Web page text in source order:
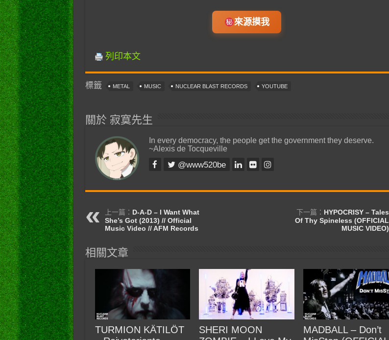
來源摸我
列印本文
標籤 METAL MUSIC NUCLEAR BLAST RECORDS YOUTUBE
關於 寂寞先生
In every democracy, the people get the government they deserve.
~Alexis de Tocqueville
@www520be
上一篇： D-A-D – I Want What
She’s Got (2013) // Official
Music Video // AFM Records
下一篇： HYPOCRISY – Tales
Of Thy Spineless (OFFICIAL
MUSIC VIDEO)
相關文章
TURMION KÄTILÖT
SHERI MOON
MADBALL – Don’t